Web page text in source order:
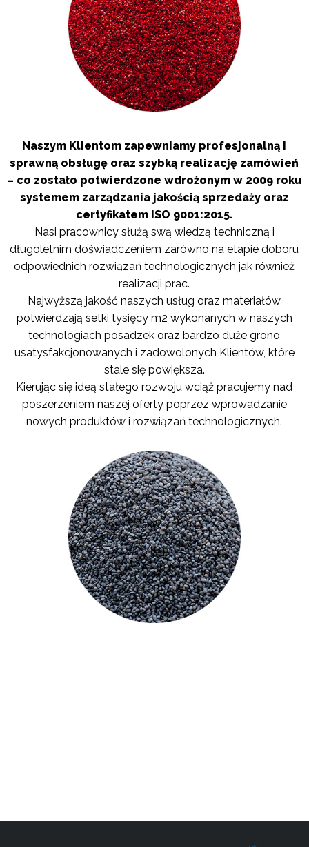
Naszym Klientom zapewniamy profesjonalną i
sprawną obsługę oraz szybką realizację zamówień
– co zostało potwierdzone wdrożonym w 2009 roku
systemem zarządzania jakością sprzedaży oraz
certyfikatem ISO 9001:2015.
Nasi pracownicy służą swą wiedzą techniczną i
długoletnim doświadczeniem zarówno na etapie doboru
odpowiednich rozwiązań technologicznych jak również
realizacji prac.
Najwyższą jakość naszych usług oraz materiałów
potwierdzają setki tysięcy m2 wykonanych w naszych
technologiach posadzek oraz bardzo duże grono
usatysfakcjonowanych i zadowolonych Klientów, które
stale się powiększa.
Kierując się ideą stałego rozwoju wciąż pracujemy nad
poszerzeniem naszej oferty poprzez wprowadzanie
nowych produktów i rozwiązań technologicznych.